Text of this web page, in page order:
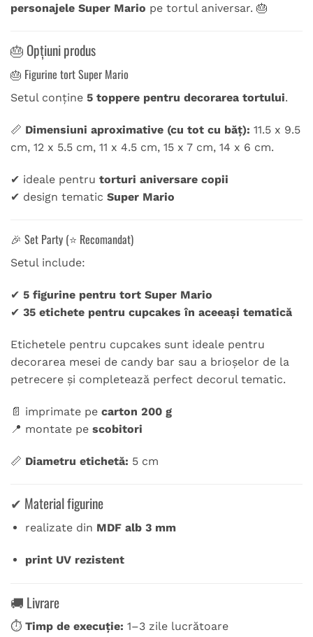
personajele Super Mario pe tortul aniversar. 🎂
🎂 Opțiuni produs
🎂 Figurine tort Super Mario
Setul conține 5 toppere pentru decorarea tortului.
📏 Dimensiuni aproximative (cu tot cu băț): 11.5 x 9.5
cm, 12 x 5.5 cm, 11 x 4.5 cm, 15 x 7 cm, 14 x 6 cm.
✔ ideale pentru torturi aniversare copii
✔ design tematic Super Mario
🎉 Set Party (⭐ Recomandat)
Setul include:
✔ 5 figurine pentru tort Super Mario
✔ 35 etichete pentru cupcakes în aceeași tematică
Etichetele pentru cupcakes sunt ideale pentru
decorarea mesei de candy bar sau a brioșelor de la
petrecere și completează perfect decorul tematic.
📄 imprimate pe carton 200 g
📍 montate pe scobitori
📏 Diametru etichetă: 5 cm
✔ Material figurine
realizate din MDF alb 3 mm
print UV rezistent
🚚 Livrare
⏱ Timp de execuție: 1–3 zile lucrătoare